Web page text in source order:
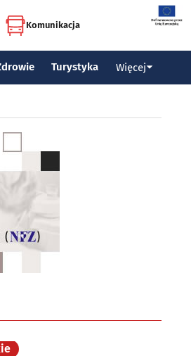
Komunikacja
Turystyka Więcej